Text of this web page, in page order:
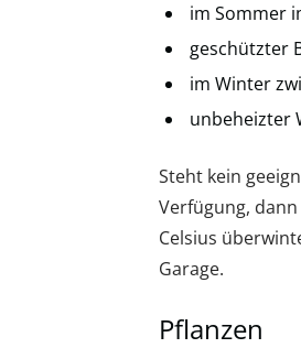
im Sommer
geschützter
im Winter
unbeheizter
Steht kein
Verfügung,
Celsius
Garage.
Pflanzen